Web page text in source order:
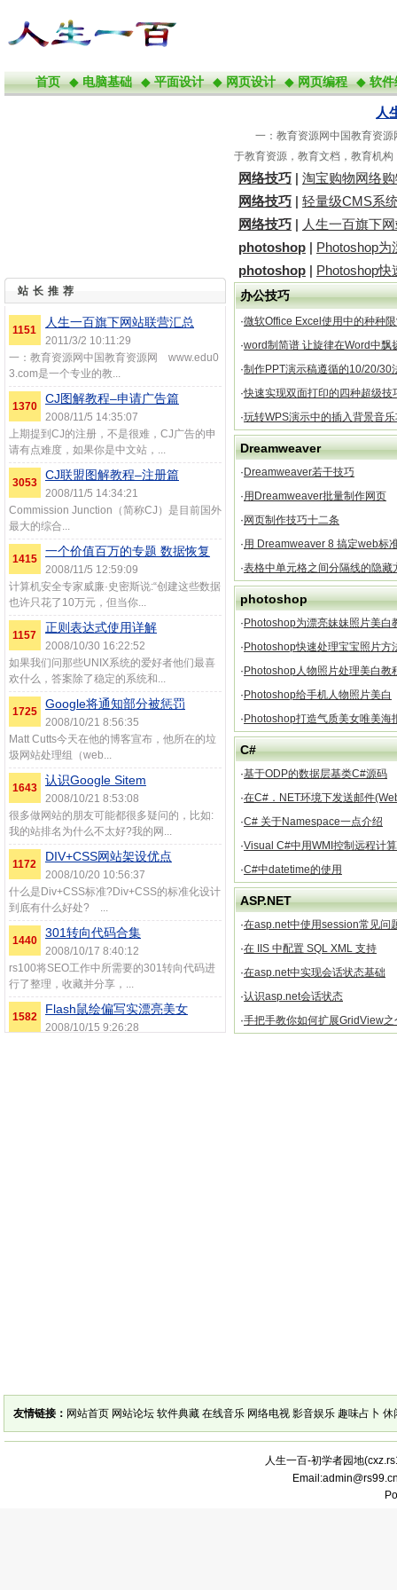
首页 ◆电脑基础 ◆平面设计 ◆网页设计 ◆网页编程 ◆软件
站长推荐
1151
人生一百旗下网站联营汇总
2011/3/2 10:11:29
一：教育资源网中国教育资源网 www.edu0
3.com是一个专业的教...
1370
CJ图解教程–申请广告篇
2008/11/5 14:35:07
上期提到CJ的注册，不是很难，CJ广告的申
请有点难度，如果你是中文站，...
3053
CJ联盟图解教程–注册篇
2008/11/5 14:34:21
Commission Junction（简称CJ）是目前国外
最大的综合...
1415
一个价值百万的专题 数据恢复
2008/11/5 12:59:09
计算机安全专家威廉·史密斯说:“创建这些数据
也许只花了10万元，但当你...
1157
正则表达式使用详解
2008/10/30 16:22:52
如果我们问那些UNIX系统的爱好者他们最喜
欢什么，答案除了稳定的系统和...
1725
Google将通知部分被惩罚
2008/10/21 8:56:35
Matt Cutts今天在他的博客宣布，他所在的垃
圾网站处理组（web...
1643
认识Google Sitem
2008/10/21 8:53:08
很多做网站的朋友可能都很多疑问的，比如:
我的站排名为什么不太好?我的网...
1172
DIV+CSS网站架设优点
2008/10/20 10:56:37
什么是Div+CSS标准?Div+CSS的标准化设计
到底有什么好处? ...
1440
301转向代码合集
2008/10/17 8:40:12
rs100将SEO工作中所需要的301转向代码进
行了整理，收藏并分享，...
1582
Flash鼠绘偏写实漂亮美女
2008/10/15 9:26:28
人
一：教育资源网中国教育资源
于教育资源，教育文档，教育机
网络技巧 | 淘宝购物网络
网络技巧 | 轻量级CMS系
解答
网络技巧 | 人生一百旗下
photoshop | Photoshop
photoshop | Photoshop
办公技巧
·微软Office Excel使用中的种种
·word制简谱 让旋律在Word中飘
·制作PPT演示稿遵循的10/20/30
·快速实现双面打印的四种超级技
·玩转WPS演示中的插入背景音
Dreamweaver
· Dreamweaver若干技巧
·用Dreamweaver批量制作网页
· 网页制作技巧十二条
·用 Dreamweaver 8 搞定web标
·表格中单元格之间分隔线的隐藏
photoshop
· Photoshop为漂亮妹妹照片美白
· Photoshop快速处理宝宝照片方
· Photoshop人物照片处理美白教
· Photoshop给手机人物照片美白
· Photoshop打造气质美女唯美海
C#
·基于ODP的数据层基类C#源码
·在C#．NET环境下发送邮件
·C# 关于Namespace一点介绍
·Visual C#中用WMI控制远程计
·C#中datetime的使用
ASP.NET
·在asp.net中使用session常见问
·在 IIS 中配置 SQL XML 支持
·在asp.net中实现会话状态基础
·认识asp.net会话状态
·手把手教你如何扩展GridView之
友情链接： 网站首页 网站论坛 软件典藏 在线音乐 网络电视 影音娱乐 趣味占卜 休
人生一百-初学者园地(